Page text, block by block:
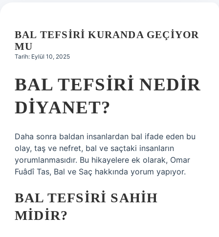
Hakkımızda
BAL TEFSIRI KURANDA GEÇIYOR
MU
Tarih: Eylül 10, 2025
BAL TEFSIRI NEDIR
DIYANET?
Daha sonra baldan insanlardan bal ifade eden bu
olay, taş ve nefret, bal ve saçtaki insanların
yorumlanmasıdır. Bu hikayelere ek olarak, Omar
Fuâdî Tas, Bal ve Saç hakkında yorum yapıyor.
BAL TEFSIRI SAHIH
MIDIR?